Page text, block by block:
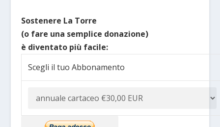
Sostenere La Torre
(o fare una semplice donazione)
è diventato più facile:
Scegli il tuo Abbonamento